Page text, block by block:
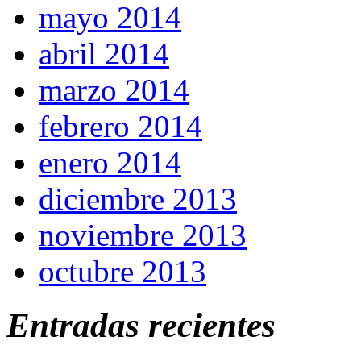
mayo 2014
abril 2014
marzo 2014
febrero 2014
enero 2014
diciembre 2013
noviembre 2013
octubre 2013
Entradas recientes